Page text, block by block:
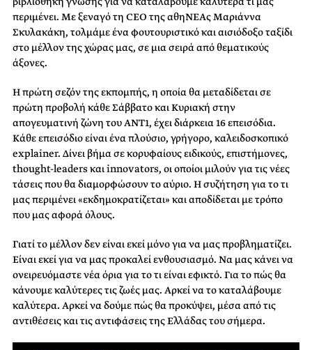
περιμένει. Με ξεναγό τη CEO της αθηΝΕΑς Μαριάννα
Σκυλακάκη, τολμάμε ένα φουτουριστικό και αισιόδοξο ταξίδι
στο μέλλον της χώρας μας, σε μια σειρά από θεματικούς
άξονες.
Η πρώτη σεζόν της εκπομπής, η οποία θα μεταδίδεται σε
πρώτη προβολή κάθε Σάββατο και Κυριακή στην
απογευματινή ζώνη του ΑΝΤ1, έχει διάρκεια 16 επεισόδια.
Κάθε επεισόδιο είναι ένα πλούσιο, γρήγορο, καλειδοσκοπικό
explainer. Δίνει βήμα σε κορυφαίους ειδικούς, επιστήμονες,
thought-leaders και innovators, οι οποίοι μιλούν για τις νέες
τάσεις που θα διαμορφώσουν το αύριο. Η συζήτηση για το τι
μας περιμένει «εκδημοκρατίζεται» και αποδίδεται με τρόπο
που μας αφορά όλους.
Γιατί το μέλλον δεν είναι εκεί μόνο για να μας προβληματίζει.
Είναι εκεί για να μας προκαλεί ενθουσιασμό. Να μας κάνει να
ονειρευόμαστε νέα όρια για το τι είναι εφικτό. Για το πώς θα
κάνουμε καλύτερες τις ζωές μας. Αρκεί να το καταλάβουμε
καλύτερα. Αρκεί να δούμε πώς θα προκύψει, μέσα από τις
αντιθέσεις και τις αντιφάσεις της Ελλάδας του σήμερα.